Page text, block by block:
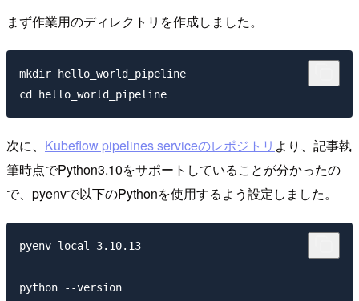
まず作業用のディレクトリを作成しました。
mkdir hello_world_pipeline
次に、 Kubeflow pipelines serviceのレポジトリ より、記事執
筆時点でPython3.10をサポートしていることが分かったの
で、pyenvで以下のPythonを使用するよう設定しました。
pyenv local 3.10.13
python --version